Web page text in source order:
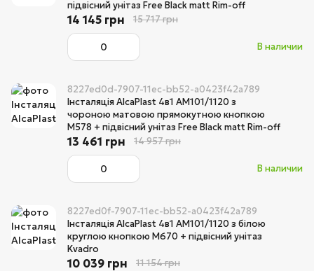
підвісний унітаз Free Black matt Rim-off
В наличии
14 145 грн 15 717 грн
8227ed0d-7907-11ec-bb52-a0423f42a789
Інсталяція AlcaPlast 4в1 AM101/1120 з
чороною матовою прямокутною кнопкою
M578 + підвісний унітаз Free Black matt Rim-off
В наличии
13 461 грн 14 957 грн
8227ed0f-7907-11ec-bb52-a0423f42a789
Інсталяція AlcaPlast 4в1 AM101/1120 з білою
круглою кнопкою M670 + підвісний унітаз
Kvadro
10 039 грн 11 154 грн